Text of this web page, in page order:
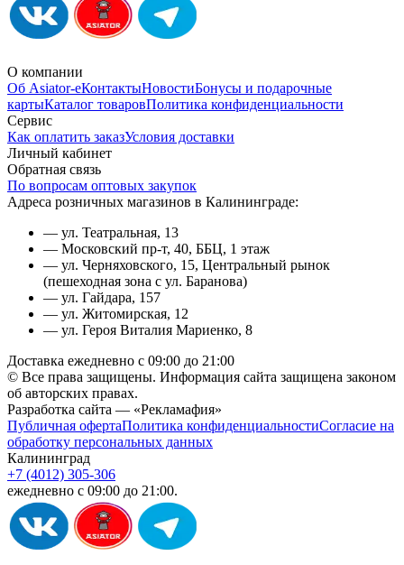
О компании
Об Asiator-еКонтактыНовостиБонусы и подарочные
картыКаталог товаровПолитика конфиденциальности
Сервис
Как оплатить заказУсловия доставки
Личный кабинет
Обратная связь
По вопросам оптовых закупок
Адреса розничных магазинов в Калининграде:
— ул. Театральная, 13
— Московский пр-т, 40, ББЦ, 1 этаж
— ул. Черняховского, 15, Центральный рынок
(пешеходная зона с ул. Баранова)
— ул. Гайдара, 157
— ул. Житомирская, 12
— ул. Героя Виталия Мариенко, 8
Доставка ежедневно с 09:00 до 21:00
© Все права защищены. Информация сайта защищена законом
об авторских правах.
Разработка сайта — «Рекламафия»
Публичная офертаПолитика конфиденциальностиСогласие на
обработку персональных данных
Калининград
+7 (4012) 305-306
ежедневно с 09:00 до 21:00.